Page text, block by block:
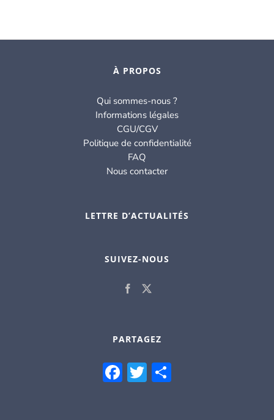
À PROPOS
Qui sommes-nous ?
Informations légales
CGU/CGV
Politique de confidentialité
FAQ
Nous contacter
LETTRE D’ACTUALITÉS
SUIVEZ-NOUS
PARTAGEZ
Facebook
Twitter